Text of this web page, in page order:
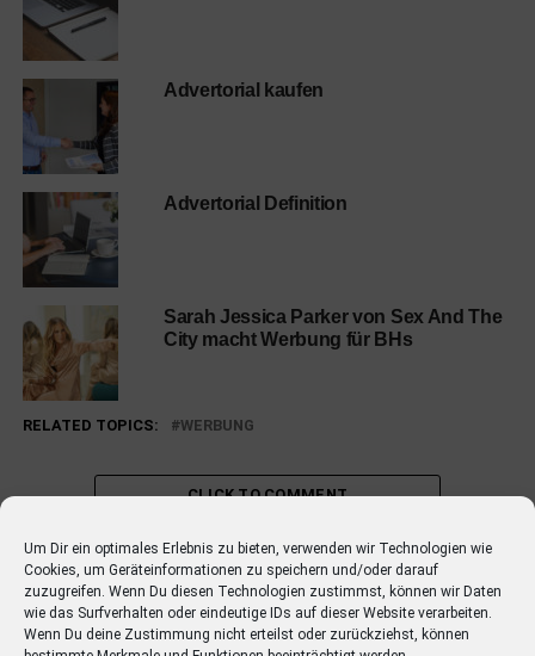
Um Dir ein optimales Erlebnis zu bieten, verwenden wir Technologien wie
Cookies, um Geräteinformationen zu speichern und/oder darauf
zuzugreifen. Wenn Du diesen Technologien zustimmst, können wir Daten
wie das Surfverhalten oder eindeutige IDs auf dieser Website verarbeiten.
Wenn Du deine Zustimmung nicht erteilst oder zurückziehst, können
Advertorial kaufen
Advertorial Definition
Sarah Jessica Parker von Sex And The
City macht Werbung für BHs
RELATED TOPICS: WERBUNG
CLICK TO COMMENT
ADVERTORIAL
Advertorial Preise